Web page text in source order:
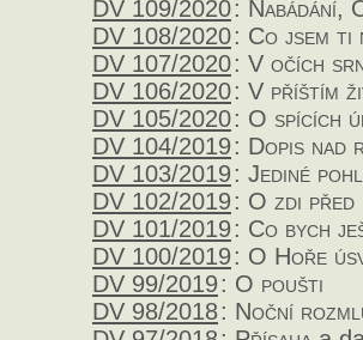
DV 109/2020: Nabádání,
DV 108/2020: Co jsem
DV 107/2020: V očích
DV 106/2020: V příštím
DV 105/2020: O spících
DV 104/2019: Dopis nad
DV 103/2019: Jediné
DV 102/2019: O zdi před
DV 101/2019: Co bych
DV 100/2019: O Hoře
DV 99/2019: O poušti
DV 98/2018: Noční